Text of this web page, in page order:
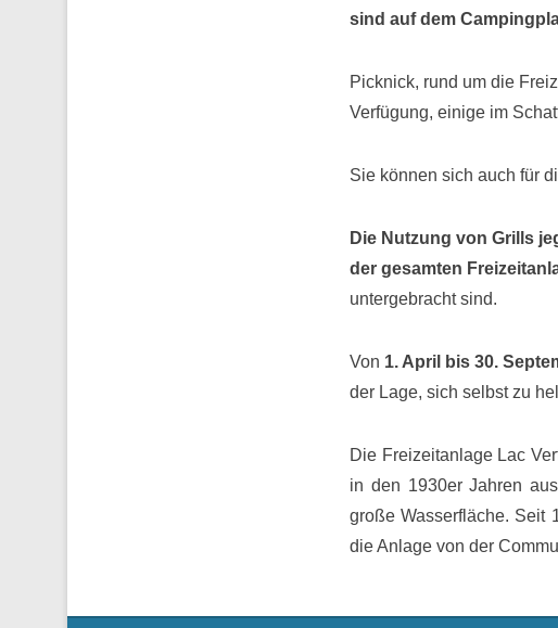
sind auf dem
Picknick, rund um die
Verfügung, einige im
Sie können sich auch für
Die Nutzung von Grills
der gesamten
untergebracht sind.
Von 1. April bis 30.
der Lage, sich selbst zu
Die Freizeitanlage Lac
in den 1930er Jahren
große Wasserfläche. Seit
die Anlage von der